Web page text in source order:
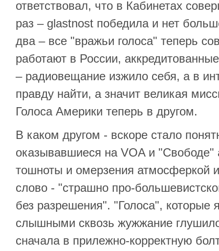
ответствовал, что в Кабинетах
раз – glastnost победила и нет
два – все "вражьи голоса" теперь
работают в России,
– радиовещание изжило себя, а в
правду найти, а значит великая
Голоса Америки теперь в другом.
В каком другом - вскоре стало
оказывавшиеся на VOA и "Свободе"
тошноты и омерзения атмосферкой
слово - "страшно про-
без разрешения". "Голоса",
слышными сквозь жужжание
сначала в прилежно-корректную